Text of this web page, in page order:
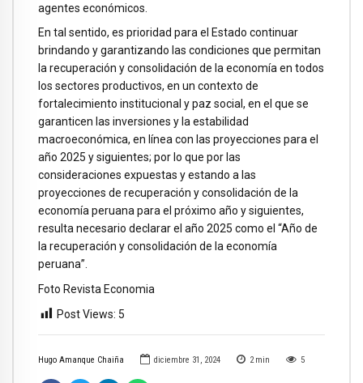
Hugo Amanque Chaiña diciembre 31, 2024 2 min 5
agentes económicos.
En tal sentido, es prioridad para el Estado continuar
brindando y garantizando las condiciones que permitan
la recuperación y consolidación de la economía en todos
los sectores productivos, en un contexto de
fortalecimiento institucional y paz social, en el que se
garanticen las inversiones y la estabilidad
macroeconómica, en línea con las proyecciones para el
año 2025 y siguientes; por lo que por las
consideraciones expuestas y estando a las
proyecciones de recuperación y consolidación de la
economía peruana para el próximo año y siguientes,
resulta necesario declarar el año 2025 como el “Año de
la recuperación y consolidación de la economía
peruana”.
Foto Revista Economia
Post Views: 5